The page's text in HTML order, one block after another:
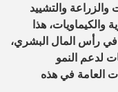
والزراعة والتشييد
والكيماويات، هذا
في رأس المال البشري،
لدعم النمو
العامة في هذه